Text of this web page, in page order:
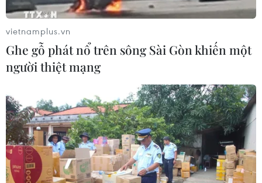
vietnamplus.vn
Ghe gỗ phát nổ trên sông Sài Gòn khiến một
người thiệt mạng